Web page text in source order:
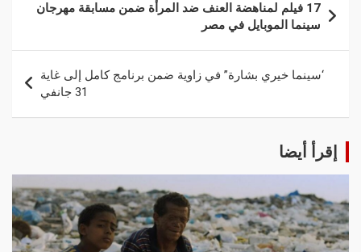
17 فيلم لمناهضة العنف ضد المرأة ضمن مسابقة مهرجان
سينما الموبايل في مصر
‘سينما خيري بشارة” في زاوية ضمن برنامج كامل إلى غاية
31 جانفي
إقرأ أيضا